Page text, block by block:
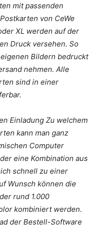
mit passenden
von CeWe
XL werden auf der
Druck versehen. So
Bildern bedruckt
nehmen. Alle
sind in einer
Einladung Zu welchem
kann man ganz
Computer
eine Kombination aus
schnell zu einer
Wunsch können die
rund 1.000
kombiniert werden.
der Bestell-Software